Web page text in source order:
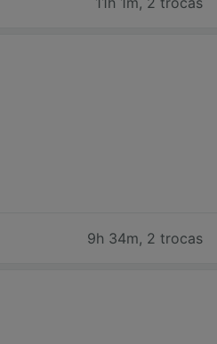
9h 34m, 2 trocas